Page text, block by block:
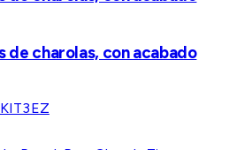
de charolas, con acabado